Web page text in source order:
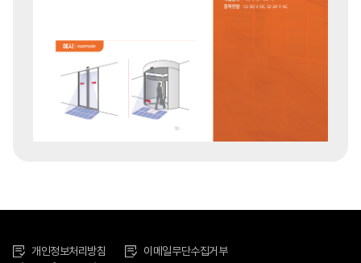
개인정보처리방침 이메일무단수집거부